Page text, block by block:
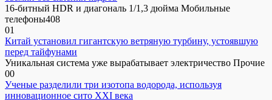
16-битный HDR и диагональ 1/1,3 дюйма Мобильные
телефоны408
01
Китай установил гигантскую ветряную турбину, устоявшую
перед тайфунами
Уникальная система уже вырабатывает электричество Прочие
00
Ученые разделили три изотопа водорода, используя
инновационное сито XXI века